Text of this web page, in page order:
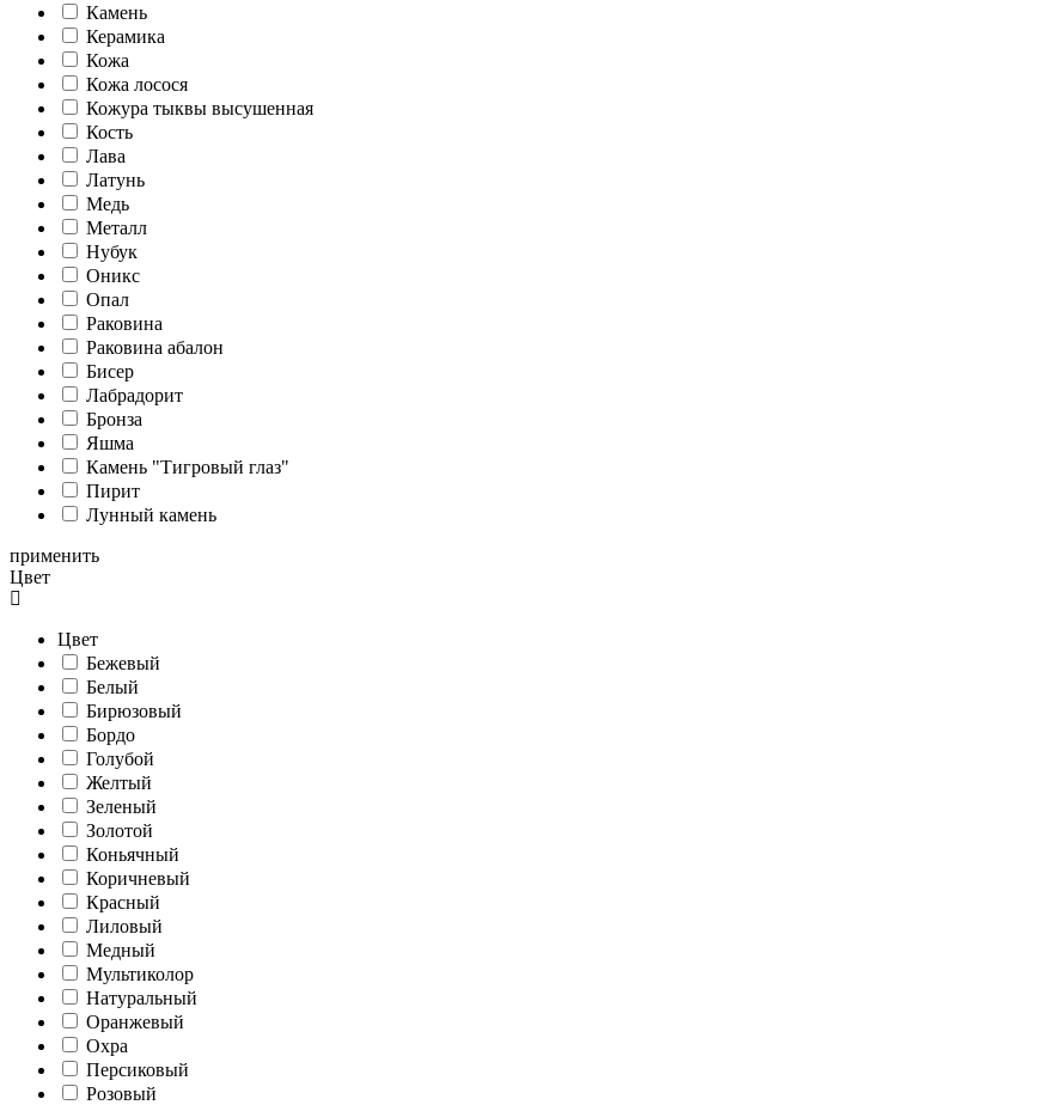
Камень
Керамика
Кожа
Кожа лосося
Кожура тыквы высушенная
Кость
Лава
Латунь
Медь
Металл
Нубук
Оникс
Опал
Раковина
Раковина абалон
Бисер
Лабрадорит
Бронза
Яшма
Камень "Тигровый глаз"
Пирит
Лунный камень
применить
Цвет
Цвет
Бежевый
Белый
Бирюзовый
Бордо
Голубой
Желтый
Зеленый
Золотой
Коньячный
Коричневый
Красный
Лиловый
Медный
Мультиколор
Натуральный
Оранжевый
Охра
Персиковый
Розовый